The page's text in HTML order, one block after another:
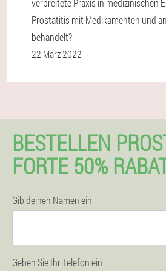
verbreitete Praxis in medizinischen
Prostatitis mit Medikamenten und
behandelt?
22 März 2022
BESTELLEN
FORTE 50%
Gib deinen Namen ein
Geben Sie Ihr Telefon ein